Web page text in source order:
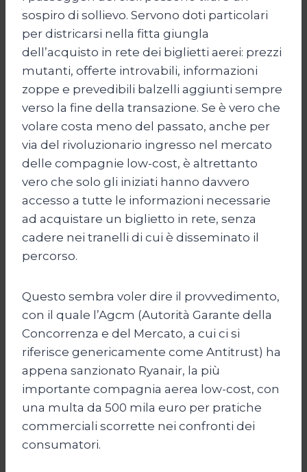
sospiro di sollievo. Servono doti particolari
per districarsi nella fitta giungla
dell’acquisto in rete dei biglietti aerei: prezzi
mutanti, offerte introvabili, informazioni
zoppe e prevedibili balzelli aggiunti sempre
verso la fine della transazione. Se è vero che
volare costa meno del passato, anche per
via del rivoluzionario ingresso nel mercato
delle compagnie low-cost, è altrettanto
vero che solo gli iniziati hanno davvero
accesso a tutte le informazioni necessarie
ad acquistare un biglietto in rete, senza
cadere nei tranelli di cui è disseminato il
percorso.
Questo sembra voler dire il provvedimento,
con il quale l’Agcm (Autorità Garante della
Concorrenza e del Mercato, a cui ci si
riferisce genericamente come Antitrust) ha
appena sanzionato Ryanair, la più
importante compagnia aerea low-cost, con
una multa da 500 mila euro per pratiche
commerciali scorrette nei confronti dei
consumatori.